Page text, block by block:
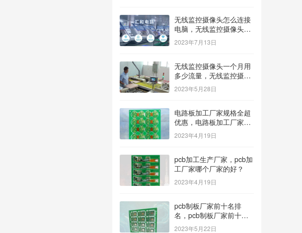
无线监控摄像头怎么连接
电脑，无线监控摄像头怎
么连接电脑显示器？
2023年7月13日
无线监控摄像头一个月用
多少流量，无线监控摄像
头一个月用多少流量多少
钱？
2023年5月28日
电路板加工厂家规格全超
优惠，电路板加工厂家哪
家价格低？
2023年4月19日
pcb加工生产厂家，pcb加
工厂家哪个厂家的好？
2023年4月19日
pcb制板厂家前十名排
名，pcb制板厂家前十名
排名榜？
2023年5月22日